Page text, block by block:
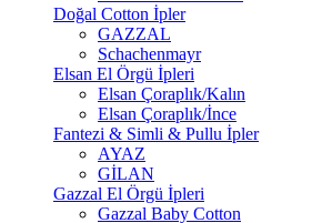
Doğal Cotton İpler
GAZZAL
Schachenmayr
Elsan El Örgü İpleri
Elsan Çoraplık/Kalın
Elsan Çoraplık/İnce
Fantezi & Simli & Pullu İpler
AYAZ
GİLAN
Gazzal El Örgü İpleri
Gazzal Baby Cotton